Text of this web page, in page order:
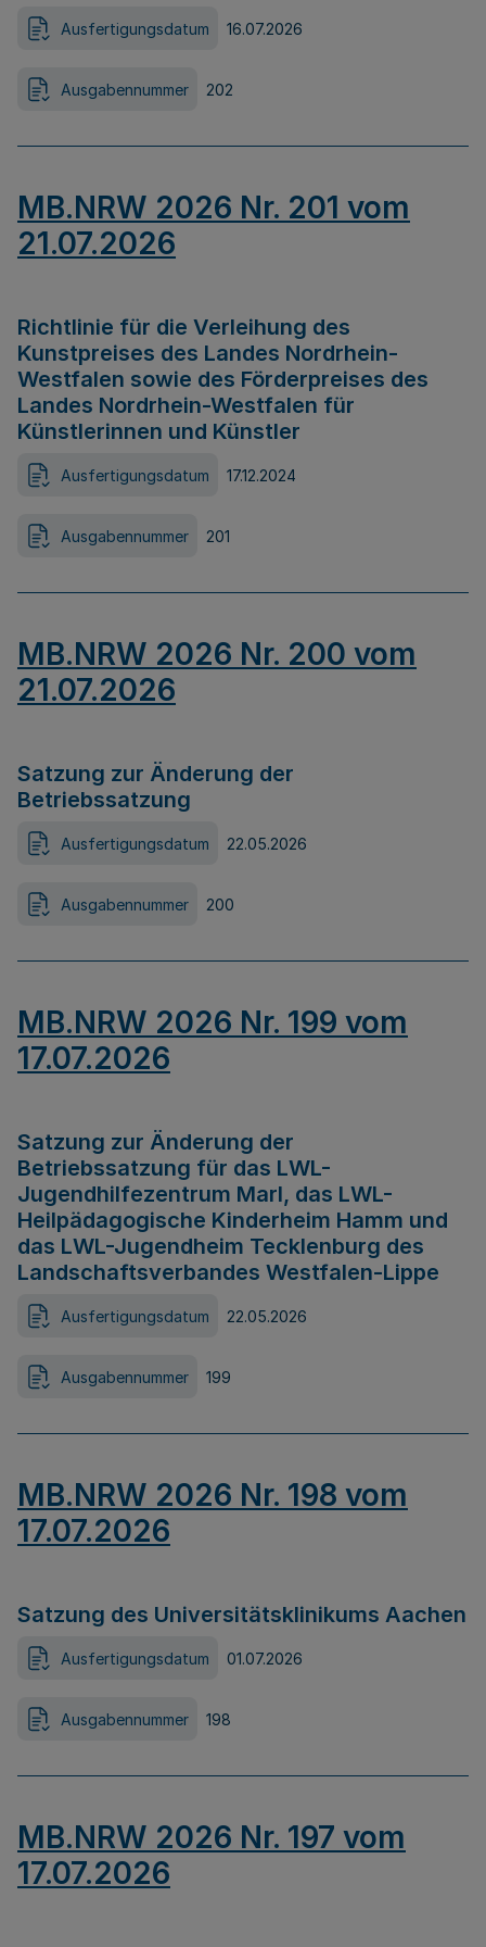
Ausfertigungsdatum 16.07.2026
Ausgabennummer 202
MB.NRW 2026 Nr. 201 vom
21.07.2026
Richtlinie für die Verleihung des
Kunstpreises des Landes Nordrhein-
Westfalen sowie des Förderpreises des
Landes Nordrhein-Westfalen für
Künstlerinnen und Künstler
Ausfertigungsdatum 17.12.2024
Ausgabennummer 201
MB.NRW 2026 Nr. 200 vom
21.07.2026
Satzung zur Änderung der
Betriebssatzung
Ausfertigungsdatum 22.05.2026
Ausgabennummer 200
MB.NRW 2026 Nr. 199 vom
17.07.2026
Satzung zur Änderung der
Betriebssatzung für das LWL-
Jugendhilfezentrum Marl, das LWL-
Heilpädagogische Kinderheim Hamm und
das LWL-Jugendheim Tecklenburg des
Landschaftsverbandes Westfalen-Lippe
Ausfertigungsdatum 22.05.2026
Ausgabennummer 199
MB.NRW 2026 Nr. 198 vom
17.07.2026
Satzung des Universitätsklinikums Aachen
Ausfertigungsdatum 01.07.2026
Ausgabennummer 198
MB.NRW 2026 Nr. 197 vom
17.07.2026